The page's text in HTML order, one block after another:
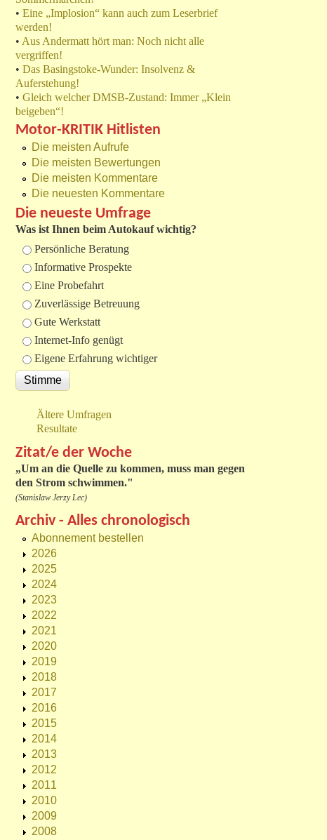
• Eine „Implosion“ kann auch zum Leserbrief
werden!
• Aus Andermatt hört man: Noch nicht alle
vergriffen!
• Das Basingstoke-Wunder: Insolvenz &
Auferstehung!
• Gleich welcher DMSB-Zustand: Immer „Klein
beigeben“!
Motor-KRITIK Hitlisten
Die meisten Aufrufe
Die meisten Bewertungen
Die meisten Kommentare
Die neuesten Kommentare
Die neueste Umfrage
Was ist Ihnen beim Autokauf wichtig?
Auswahlmöglichkeiten
Persönliche Beratung
Informative Prospekte
Eine Probefahrt
Zuverlässige Betreuung
Gute Werkstatt
Internet-Info genügt
Eigene Erfahrung wichtiger
Ältere Umfragen
Resultate
Zitat/e der Woche
„Um an die Quelle zu kommen, muss man gegen
den Strom schwimmen."
(Stanislaw Jerzy Lec)
Archiv - Alles chronologisch
Abonnement bestellen
2026
2025
2024
2023
2022
2021
2020
2019
2018
2017
2016
2015
2014
2013
2012
2011
2010
2009
2008